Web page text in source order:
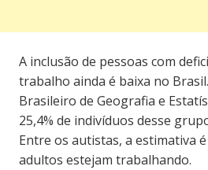
A inclusão de pessoas com
trabalho ainda é baixa no
Brasileiro de Geografia e
25,4% de indivíduos desse
Entre os autistas, a estimativa
adultos estejam trabalhando.